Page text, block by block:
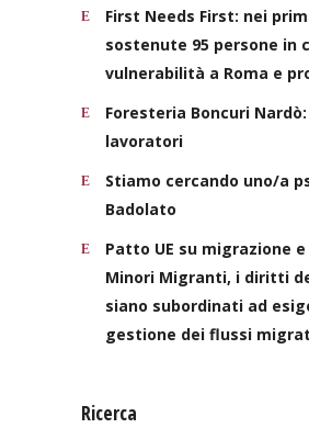
First Needs First: nei
sostenute 95 persone in
vulnerabilità a Roma e
Foresteria Boncuri
lavoratori
Stiamo cercando uno/a
Badolato
Patto UE su migrazione
Minori Migranti, i diritti
siano subordinati ad
gestione dei flussi
Ricerca